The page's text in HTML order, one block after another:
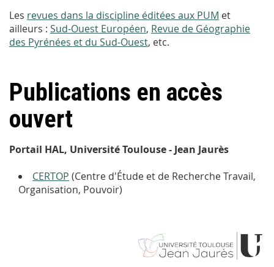
Les revues dans la discipline éditées aux PUM et
ailleurs : Sud-Ouest Européen, Revue de Géographie
des Pyrénées et du Sud-Ouest, etc.
Publications en accès
ouvert
Portail HAL, Université Toulouse - Jean Jaurès
CERTOP (Centre d'Étude et de Recherche Travail,
Organisation, Pouvoir)